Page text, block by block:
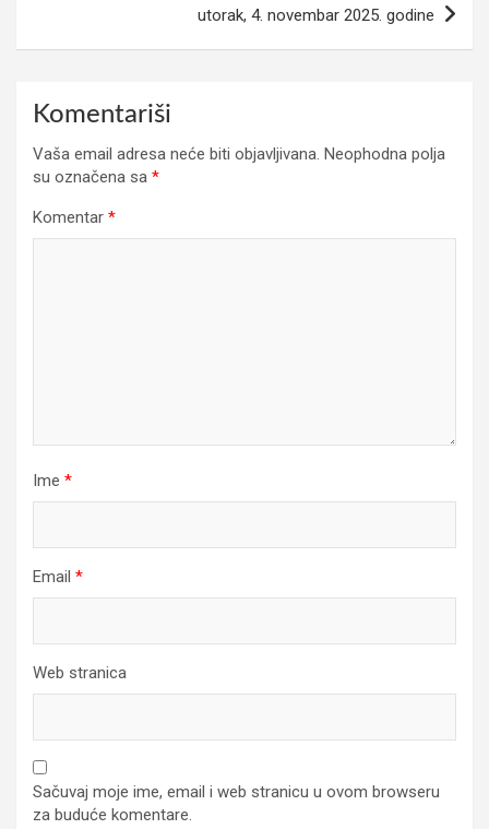
utorak, 4. novembar 2025. godine
Komentariši
Vaša email adresa neće biti objavljivana. Neophodna polja
su označena sa *
Komentar *
Ime *
Email *
Web stranica
Sačuvaj moje ime, email i web stranicu u ovom browseru
za buduće komentare.